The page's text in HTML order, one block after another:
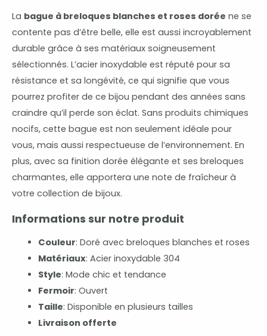
La bague à breloques blanches et roses dorée ne se
contente pas d’être belle, elle est aussi incroyablement
durable grâce à ses matériaux soigneusement
sélectionnés. L’acier inoxydable est réputé pour sa
résistance et sa longévité, ce qui signifie que vous
pourrez profiter de ce bijou pendant des années sans
craindre qu’il perde son éclat. Sans produits chimiques
nocifs, cette bague est non seulement idéale pour
vous, mais aussi respectueuse de l’environnement. En
plus, avec sa finition dorée élégante et ses breloques
charmantes, elle apportera une note de fraîcheur à
votre collection de bijoux.
Informations sur notre produit
Couleur: Doré avec breloques blanches et roses
Matériaux: Acier inoxydable 304
Style: Mode chic et tendance
Fermoir: Ouvert
Taille: Disponible en plusieurs tailles
Livraison offerte